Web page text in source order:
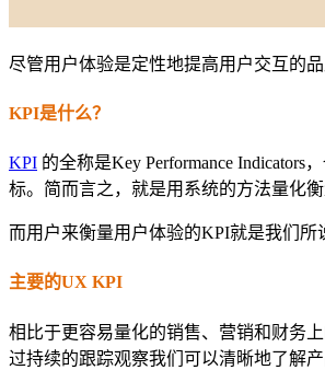
尽管用户体验是定性地提高用户交互的
KPI是什么？
KPI 的全称是Key Performance
标。简而言之，就是用系统的方法量化衡
而用户来衡量用户体验的KPI就是我们所
主要的UX KPI
相比于更容易量化的销售、营销和财务
过持续的跟踪观察我们可以清晰地了解